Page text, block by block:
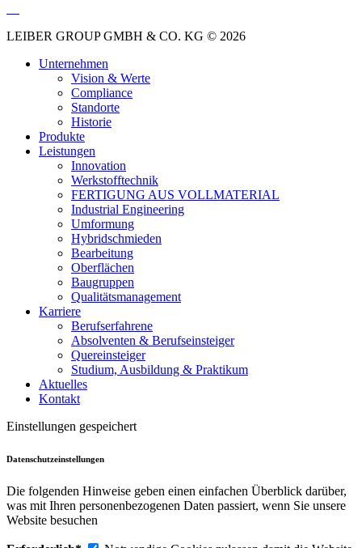
LEIBER GROUP GMBH & CO. KG © 2026
Unternehmen
Vision & Werte
Compliance
Standorte
Historie
Produkte
Leistungen
Innovation
Werkstofftechnik
FERTIGUNG AUS VOLLMATERIAL
Industrial Engineering
Umformung
Hybridschmieden
Bearbeitung
Oberflächen
Baugruppen
Qualitätsmanagement
Karriere
Berufserfahrene
Absolventen & Berufseinsteiger
Quereinsteiger
Studium, Ausbildung & Praktikum
Aktuelles
Kontakt
Einstellungen gespeichert
Datenschutzeinstellungen
Die folgenden Hinweise geben einen einfachen Überblick darüber,
was mit Ihren personenbezogenen Daten passiert, wenn Sie unsere
Website besuchen